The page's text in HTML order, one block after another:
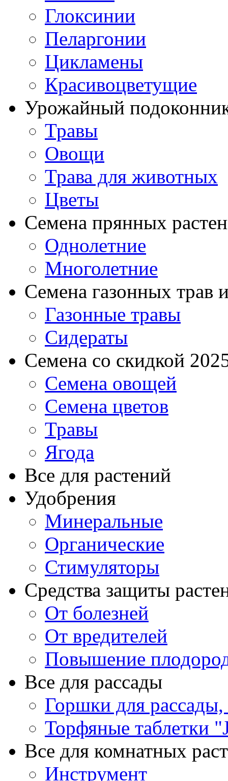
Глоксинии
Пеларгонии
Цикламены
Красивоцветущие
Урожайный
Травы
Овощи
Трава для животных
Цветы
Семена прянных
Однолетние
Многолетние
Семена газонных трав
Газонные травы
Сидераты
Семена со скидкой
Семена овощей
Семена цветов
Травы
Ягода
Все для растений
Удобрения
Минеральные
Органические
Стимуляторы
Средства защиты
От болезней
От вредителей
Повышение
Все для рассады
Горшки для рассады,
Торфяные таблетки
Все для комнатных
Инструмент